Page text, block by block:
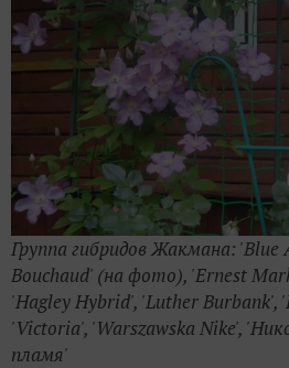
Группа гибридов Жакмана: 'Blue
Bouchaud' (на фото), 'Ernest
'Hagley Hybrid', 'Luther Burbank',
'Victoria', 'Warszawska Nike',
пламя'